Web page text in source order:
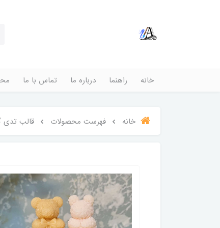
خانه راهنما درباره ما تماس با ما
خانه فهرست محصولات قالب تدی گلدار